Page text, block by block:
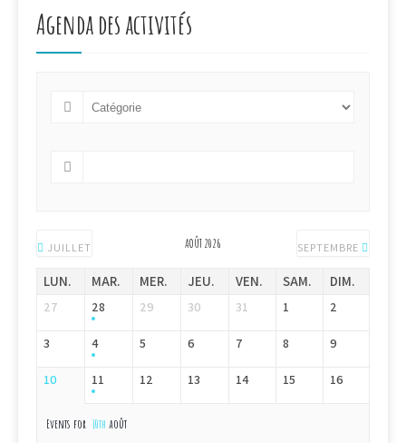
Agenda des activités
JUILLET AOÛT 2026 SEPTEMBRE
LUN. MAR. MER. JEU. VEN. SAM. DIM.
27 28 29 30 31 1 2
3 4 5 6 7 8 9
10 11 12 13 14 15 16
Events for 10th août